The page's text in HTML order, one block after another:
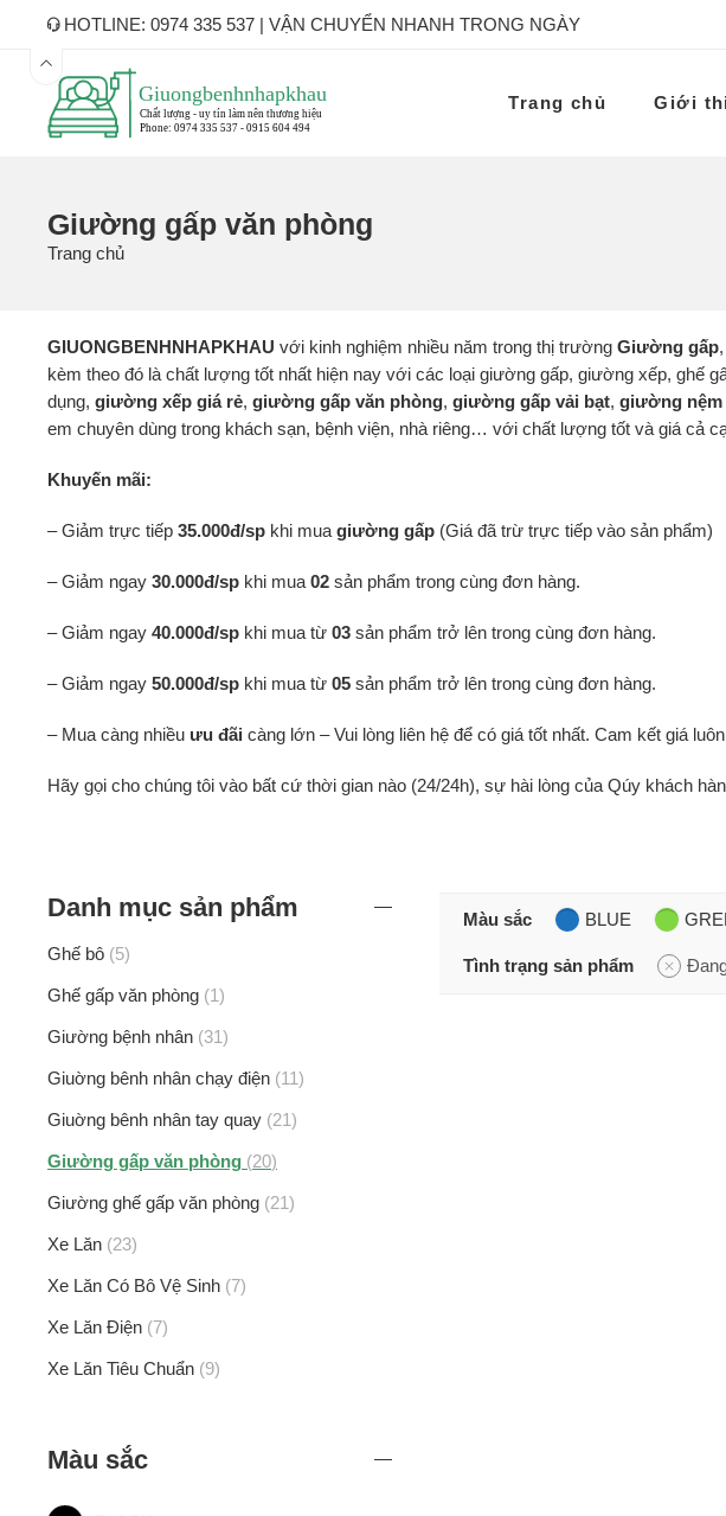
HOTLINE: 0974 335 537 | VẬN CHUYỂN NHANH TRONG NGÀY
Trang chủ Giới
Giường gấp văn phòng
Trang chủ
GIUONGBENHNHAPKHAU với kinh nghiệm nhiều năm trong thị trường Giường gấp,
kèm theo đó là chất lượng tốt nhất hiện nay với các loại giường gấp, giường xếp, ghế
dụng, giường xếp giá rẻ, giường gấp văn phòng, giường gấp vải bạt, giường nệm
em chuyên dùng trong khách sạn, bệnh viện, nhà riêng… với chất lượng tốt và giá cả
Khuyến mãi:
– Giảm trực tiếp 35.000đ/sp khi mua giường gấp (Giá đã trừ trực tiếp vào sản phẩm)
– Giảm ngay 30.000đ/sp khi mua 02 sản phẩm trong cùng đơn hàng.
– Giảm ngay 40.000đ/sp khi mua từ 03 sản phẩm trở lên trong cùng đơn hàng.
– Giảm ngay 50.000đ/sp khi mua từ 05 sản phẩm trở lên trong cùng đơn hàng.
– Mua càng nhiều ưu đãi càng lớn – Vui lòng liên hệ để có giá tốt nhất. Cam kết giá
Hãy gọi cho chúng tôi vào bất cứ thời gian nào (24/24h), sự hài lòng của Qúy khách
Màu sắc BLUE
Tình trạng sản phẩm
Danh mục sản phẩm
Ghế bô 5
Ghế gấp văn phòng 1
Giường bệnh nhân 31
Giuờng bênh nhân chạy điện 11
Giuờng bênh nhân tay quay 21
Giường gấp văn phòng 20
Giường ghế gấp văn phòng 21
Xe Lăn 23
Xe Lăn Có Bô Vệ Sinh 7
Xe Lăn Điện 7
Xe Lăn Tiêu Chuẩn 9
Màu sắc